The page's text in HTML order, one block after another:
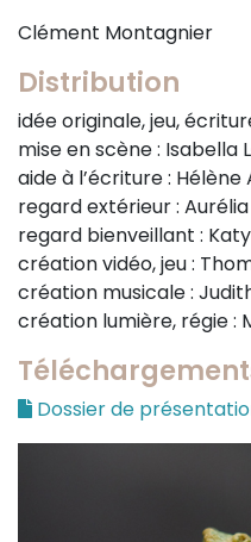
Clément Montagnier
Distribution
idée originale, jeu,
mise en scène : Isabella
aide à l’écriture : Hélène
regard extérieur : Aurélia
regard bienveillant : Katy
création vidéo, jeu :
création musicale : Judith
création lumière, régie :
Dossier de